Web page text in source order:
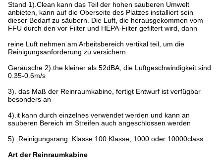
Stand 1).Clean kann das Teil der hohen sauberen Umwelt
anbieten, kann auf die Oberseite des Platzes installiert sein
dieser Bedarf zu säubern. Die Luft, die herausgekommen vom
FFU durch den vor Filter und HEPA-Filter gefiltert wird, dann
reine Luft nehmen am Arbeitsbereich vertikal teil, um die
Reinigungsanforderung zu versichern
Geräusche 2).the kleiner als 52dBA, die Luftgeschwindigkeit sind
0.35-0.6m/s
3). das Maß der Reinraumkabine, fertigt Entwurf ist verfügbar
besonders an
4).it kann durch einzelnes verwendet werden und kann an
sauberen Bereich im Streifen auch angeschlossen werden
5). Reinigungsrang: Klasse 100 Klasse, 1000 oder 10000class
Art der Reinraumkabine